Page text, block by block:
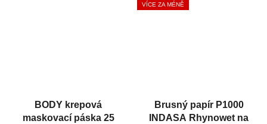
BODY krepová
maskovací páska 25
VÍCE ZA MÉNĚ
Brusný papír P1000
INDASA Rhynowet na